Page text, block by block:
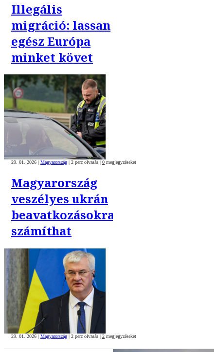
Illegális
migráció: lassan
egész Európa
minket követ
29. 01. 2026 Magyarország 2 perc olvasás 0 megjegyzéseket
Magyarország
veszélyes ukrán
beavatkozásokra
számíthat
29. 01. 2026 | Magyarország | 2 perc olvasás | 2 megjegyzéseket